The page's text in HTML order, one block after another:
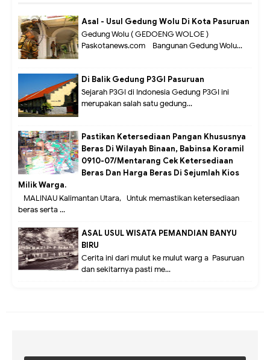
Asal - Usul Gedung Wolu Di Kota Pasuruan
Gedung Wolu ( GEDOENG WOLOE )
Paskotanews.com - Bangunan Gedung Wolu...
Di Balik Gedung P3GI Pasuruan
Sejarah P3GI di Indonesia Gedung P3GI ini
merupakan salah satu gedung...
Pastikan Ketersediaan Pangan Khususnya
Beras Di Wilayah Binaan, Babinsa Koramil
0910-07/Mentarang Cek Ketersediaan
Beras Dan Harga Beras Di Sejumlah Kios
Milik Warga.
MALINAU Kalimantan Utara,- Untuk memastikan ketersediaan
beras serta ...
ASAL USUL WISATA PEMANDIAN BANYU
BIRU
Cerita ini dari mulut ke mulut warg a Pasuruan
dan sekitarnya pasti me...